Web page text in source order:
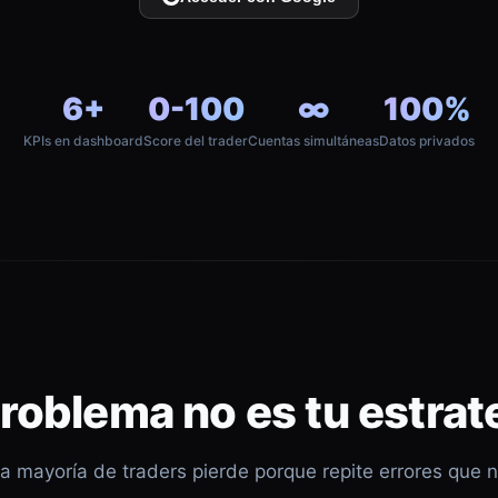
6+
KPIs en dashboard
0-100
Score del trader
∞
Cuentas simultáneas
100%
Datos privados
no es tu
mayoría de traders pierde porque repite errores que